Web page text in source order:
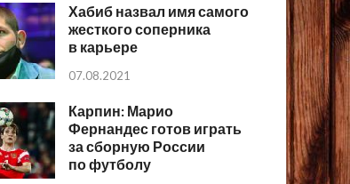
Хабиб назвал имя самого
жесткого соперника
в карьере
07.08.2021
Карпин: Марио
Фернандес готов играть
за сборную России
по футболу